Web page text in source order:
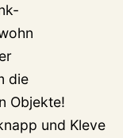
die
Objekte!
und Kleve